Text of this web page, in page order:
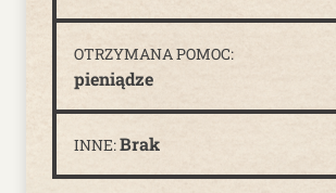
OTRZYMANA POMOC:
pieniądze
INNE:Brak